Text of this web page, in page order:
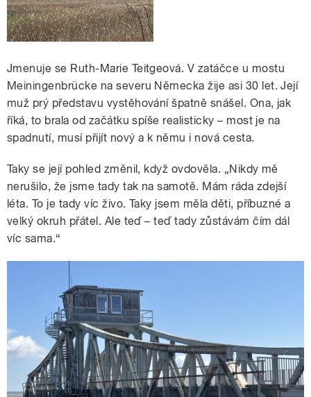
Jmenuje se Ruth-Marie Teitgeová. V zatáčce u mostu
Meiningenbrücke na severu Německa žije asi 30 let. Její
muž prý představu vystěhování špatně snášel. Ona, jak
říká, to brala od začátku spíše realisticky – most je na
spadnutí, musí přijít nový a k němu i nová cesta.
Taky se její pohled změnil, když ovdověla. „Nikdy mě
nerušilo, že jsme tady tak na samotě. Mám ráda zdejší
léta. To je tady víc živo. Taky jsem měla děti, příbuzné a
velký okruh přátel. Ale teď – teď tady zůstávám čím dál
víc sama.“